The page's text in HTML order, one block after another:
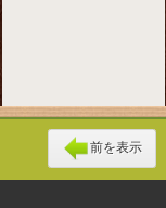
前を表示